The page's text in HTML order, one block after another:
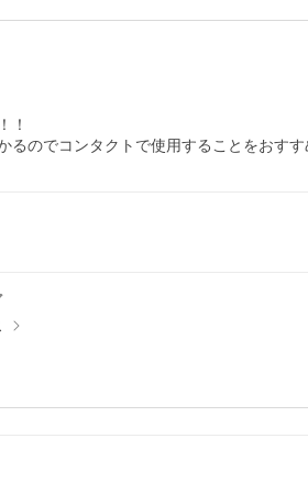
！
るのでコンタクトで使用することをおすす